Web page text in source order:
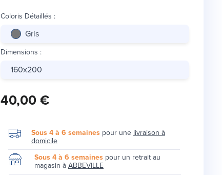
Coloris Détaillés :
Gris
Dimensions :
160x200
40,00 €
Sous 4 à 6 semaines pour unelivraison à
domicile
Sous 4 à 6 semaines pour un retrait au
magasin àABBEVILLE